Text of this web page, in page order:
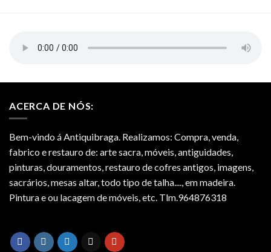
ACERCA DE NÓS:
Bem-vindo á Antiquibraga. Realizamos: Compra, venda,
fabrico e restauro de: arte sacra, móveis, antiguidades,
pinturas, douramentos, restauro de cofres antigos, imagens,
sacrários, mesas altar, todo tipo de talha...., em madeira.
Pintura e ou lacagem de móveis, etc. Tlm.964876318